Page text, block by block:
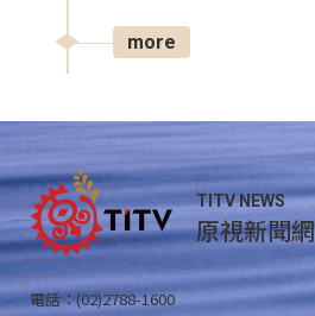
more
TITV NEWS
原視新聞網
電話：(02)2788-1600